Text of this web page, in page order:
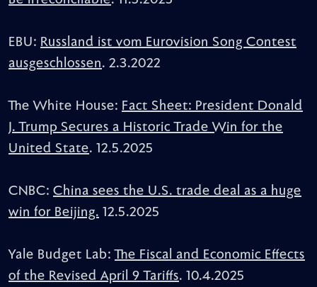
EBU: Russland ist vom Eurovision Song Contest
ausgeschlossen. 2.3.2022
The White House: Fact Sheet: President Donald
J. Trump Secures a Historic Trade Win for the
United State. 12.5.2025
CNBC: China sees the U.S. trade deal as a huge
win for Beijing. 12.5.2025
Yale Budget Lab:The Fiscal and Economic Effects
of the Revised April 9 Tariffs. 10.4.2025